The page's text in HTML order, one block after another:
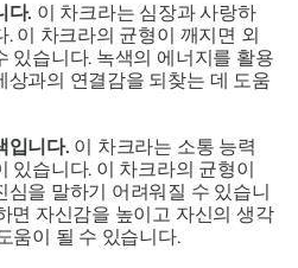
다. 이 차크라는 심장과 사랑하
이 차크라의 균형이 깨지면 외
있습니다. 녹색의 에너지를 활용
과의 연결감을 되찾는 데 도움
입니다. 이 차크라는 소통 능력
있습니다. 이 차크라의 균형이
을 말하기 어려워질 수 있습니
면 자신감을 높이고 자신의 생각
움이 될 수 있습니다.